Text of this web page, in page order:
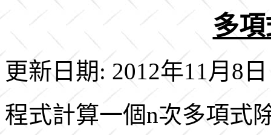
多
更新日期: 2012年11月8日
程式計算一個n次多項式